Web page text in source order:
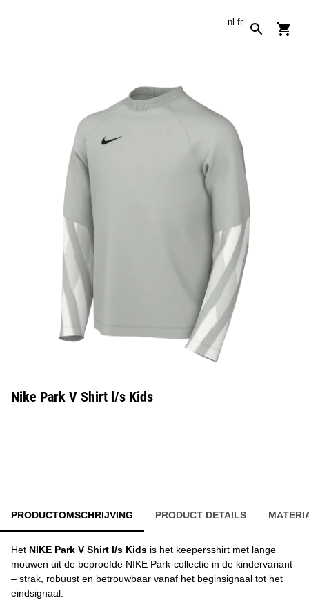
nl fr
Nike Park V Shirt l/s Kids
PRODUCTOMSCHRIJVING PRODUCT DETAILS
Het NIKE Park V Shirt l/s Kids is het keepersshirt met lange
mouwen uit de beproefde NIKE Park-collectie in de kindervariant
– strak, robuust en betrouwbaar vanaf het beginsignaal tot het
eindsignaal.